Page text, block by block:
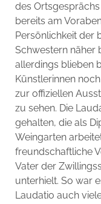
des
bereits am
Persönlichkeit der
Schwestern näher
allerdings blieben
Künstlerinnen
zur offiziellen
zu sehen. Die
gehalten, die als
Weingarten
freundschaftliche
Vater der
unterhielt. So war
Laudatio auch